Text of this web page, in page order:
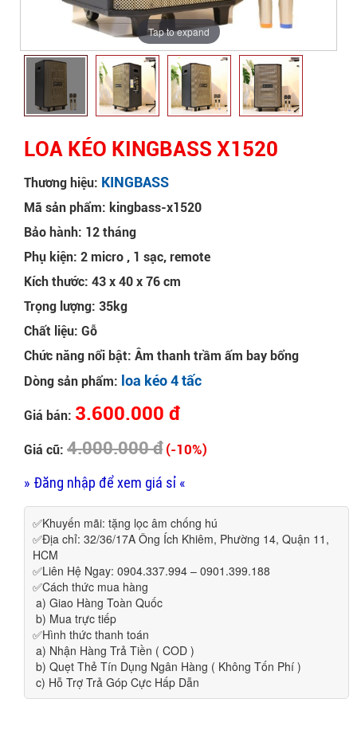
Tap to expand
LOA KÉO KINGBASS X1520
Thương hiệu: KINGBASS
Mã sản phẩm: kingbass-x1520
Bảo hành: 12 tháng
Phụ kiện: 2 micro , 1 sạc, remote
Kích thước: 43 x 40 x 76 cm
Trọng lượng: 35kg
Chất liệu: Gỗ
Chức năng nổi bật: Âm thanh trầm ấm bay bổng
Dòng sản phẩm: loa kéo 4 tấc
Giá bán: 3.600.000 đ
Giá cũ: 4.000.000 đ (-10%)
» Đăng nhập để xem giá sỉ «
✅Khuyến mãi: tặng lọc âm chống hú
✅Địa chỉ: 32/36/17A Ông Ích Khiêm, Phường 14, Quận 11,
HCM
✅Liên Hệ Ngay: 0904.337.994 – 0901.399.188
✅Cách thức mua hàng
a) Giao Hàng Toàn Quốc
b) Mua trực tiếp
✅Hình thức thanh toán
a) Nhận Hàng Trả Tiền ( COD )
b) Quẹt Thẻ Tín Dụng Ngân Hàng ( Không Tốn Phí )
c) Hỗ Trợ Trả Góp Cực Hấp Dẫn